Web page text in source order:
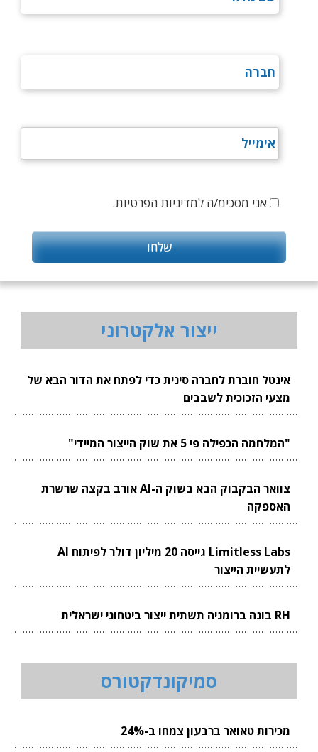
אני מסכימ/ה למדיניות הפרטיות.
ייצור אלקטרוני
אינטל חוברת לחברה סינית כדי לפתח את הדור הבא של
מצעי הזכוכית לשבבים
"המלחמה הכפילה פי 5 את שוק הייצור המיידי"
צוואר הבקבוק הבא בשוק ה-AI אורב בקצה שרשרת
האספקה
Limitless Labs גייסה 20 מיליון דולר לפיתוח AI
לתעשיית הייצור
RH בונה ברומניה תשתית ייצור ביטחוני ישראלית
סמיקונדקטורס
מכירות טאואר ברבעון צמחו ב-24%